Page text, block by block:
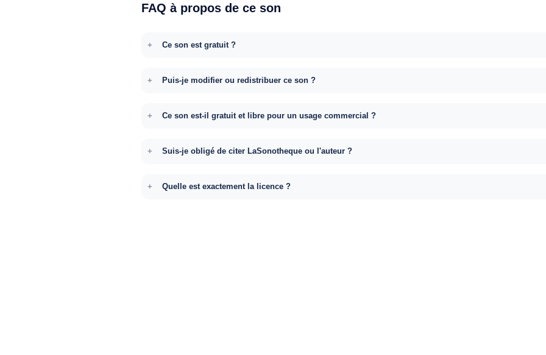
FAQ à propos de ce son
Ce son est gratuit ?
Puis-je modifier ou redistribuer ce son ?
Ce son est-il gratuit et libre pour un usage commercial ?
Suis-je obligé de citer LaSonotheque ou l'auteur ?
Quelle est exactement la licence ?